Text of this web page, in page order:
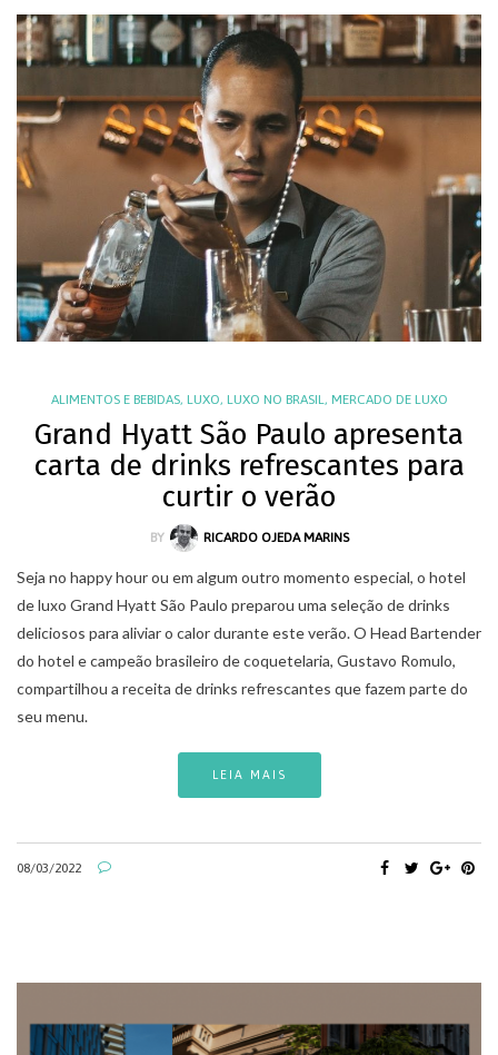
ALIMENTOS E BEBIDAS, LUXO, LUXO NO BRASIL, MERCADO DE LUXO
Grand Hyatt São Paulo apresenta
carta de drinks refrescantes para
curtir o verão
BY RICARDO OJEDA MARINS
Seja no happy hour ou em algum outro momento especial, o hotel
de luxo Grand Hyatt São Paulo preparou uma seleção de drinks
deliciosos para aliviar o calor durante este verão. O Head Bartender
do hotel e campeão brasileiro de coquetelaria, Gustavo Romulo,
compartilhou a receita de drinks refrescantes que fazem parte do
seu menu.
LEIA MAIS
08/03/2022